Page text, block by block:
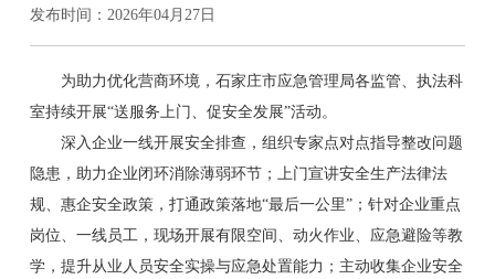
发布时间：2026年04月27日
为助力优化营商环境，石家庄市应急管理局各监管、执法科
室持续开展“送服务上门、促安全发展”活动。
深入企业一线开展安全排查，组织专家点对点指导整改问题
隐患，助力企业闭环消除薄弱环节；上门宣讲安全生产法律法
规、惠企安全政策，打通政策落地“最后一公里”；针对企业重点
岗位、一线员工，现场开展有限空间、动火作业、应急避险等教
学，提升从业人员安全实操与应急处置能力；主动收集企业安全